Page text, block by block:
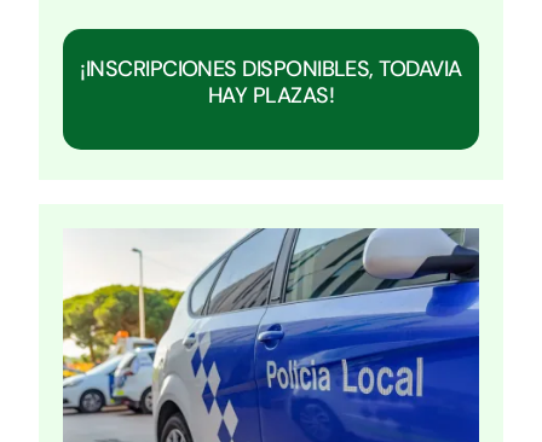
¡INSCRIPCIONES DISPONIBLES, TODAVIA
HAY PLAZAS!